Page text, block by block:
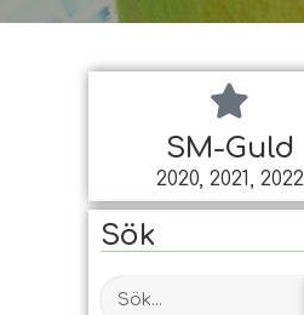
SM-Guld
2020, 2021, 2022
Sök